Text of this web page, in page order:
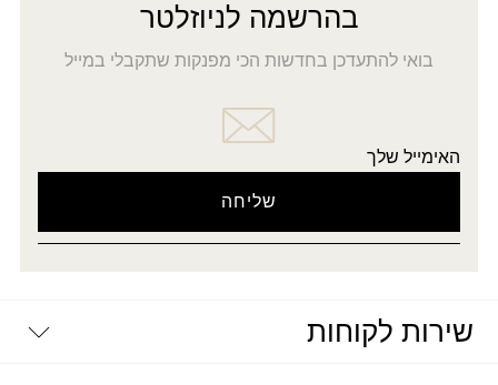
בהרשמה לניוזלטר
בואי להתעדכן בחדשות הכי מפנקות שתקבלי במייל
האימייל שלך
שירות לקוחות